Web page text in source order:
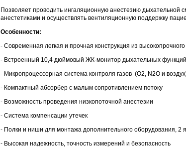
Позволяет проводить ингаляционную анестезию дыхательной
анестетиками и осуществлять вентиляционную поддержку
Особенности:
- Современная легкая и прочная конструкция из высокопрочного
- Встроенный 10,4 дюймовый ЖК-монитор дыхательных функций
- Микропроцессорная система контроля газов (О2, N2O и
- Компактный абсорбер с малым сопротивлением потоку
- Возможность проведения низкопоточной анестезии
- Система компенсации утечек
- Полки и ниши для монтажа дополнительного оборудования, 2
- Высокая надежность, точность измерений и безопасность